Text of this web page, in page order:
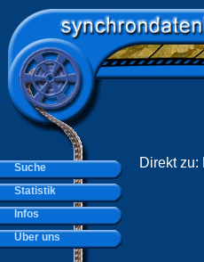
Direkt zu:
Suche
Statistik
Infos
Über uns